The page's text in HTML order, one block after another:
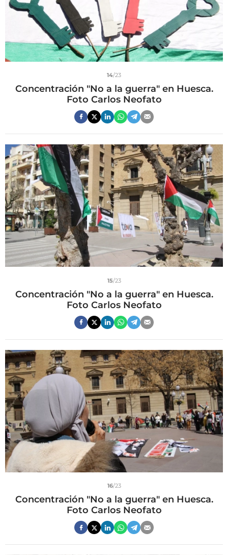
14/23
Concentración "No a la guerra" en Huesca.
Foto Carlos Neofato
15/23
Concentración "No a la guerra" en Huesca.
Foto Carlos Neofato
16/23
Concentración "No a la guerra" en Huesca.
Foto Carlos Neofato